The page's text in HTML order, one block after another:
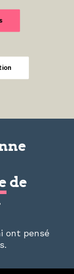
de
ont pensé